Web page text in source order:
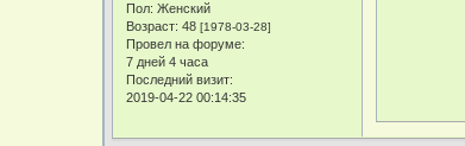
Пол: Женский
Возраст: 48[1978-03-28]
Провел на форуме:
7 дней 4 часа
Последний визит:
2019-04-22 00:14:35